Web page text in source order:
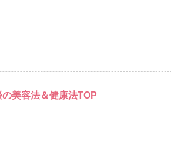
美容法＆健康法TOP